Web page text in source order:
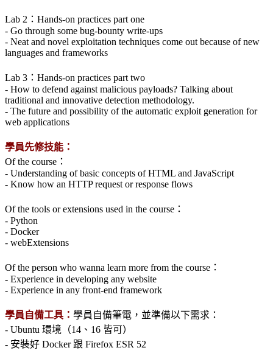
Lab 2：Hands-on practices part one
- Go through some bug-bounty write-ups
- Neat and novel exploitation techniques come out because of new
languages and frameworks
Lab 3：Hands-on practices part two
- How to defend against malicious payloads? Talking about
traditional and innovative detection methodology.
- The future and possibility of the automatic exploit generation for
web applications
學員先修技能：
Of the course：
- Understanding of basic concepts of HTML and JavaScript
- Know how an HTTP request or response flows
Of the tools or extensions used in the course：
- Python
- Docker
- webExtensions
Of the person who wanna learn more from the course：
- Experience in developing any website
- Experience in any front-end framework
學員自備工具： 學員自備筆電，並準備以下需求：
- Ubuntu 環境（14、16 皆可）
- 安裝好 Docker 跟 Firefox ESR 52